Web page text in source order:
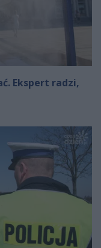
Ekspert radzi,